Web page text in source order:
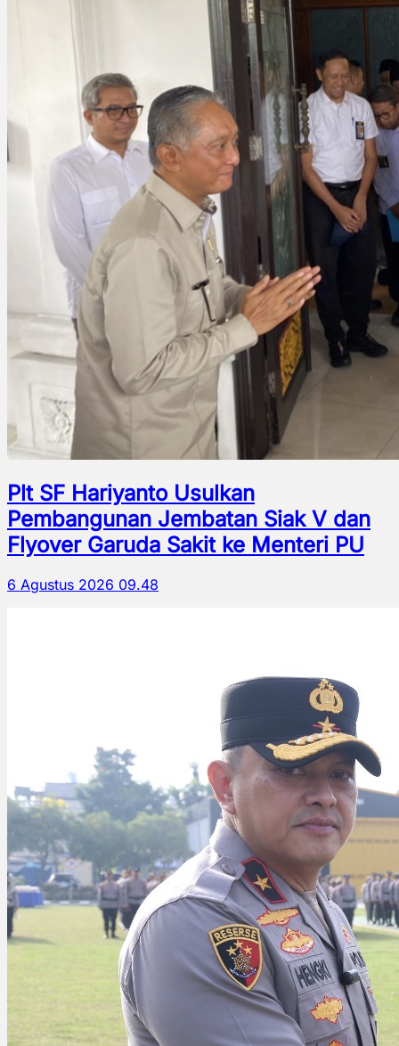
Plt SF Hariyanto Usulkan
Pembangunan Jembatan Siak V dan
Flyover Garuda Sakit ke Menteri PU
6 Agustus 2026 09.48